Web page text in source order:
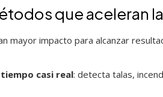
que aceleran
mayor impacto para alcanzar
casi real: detecta talas,